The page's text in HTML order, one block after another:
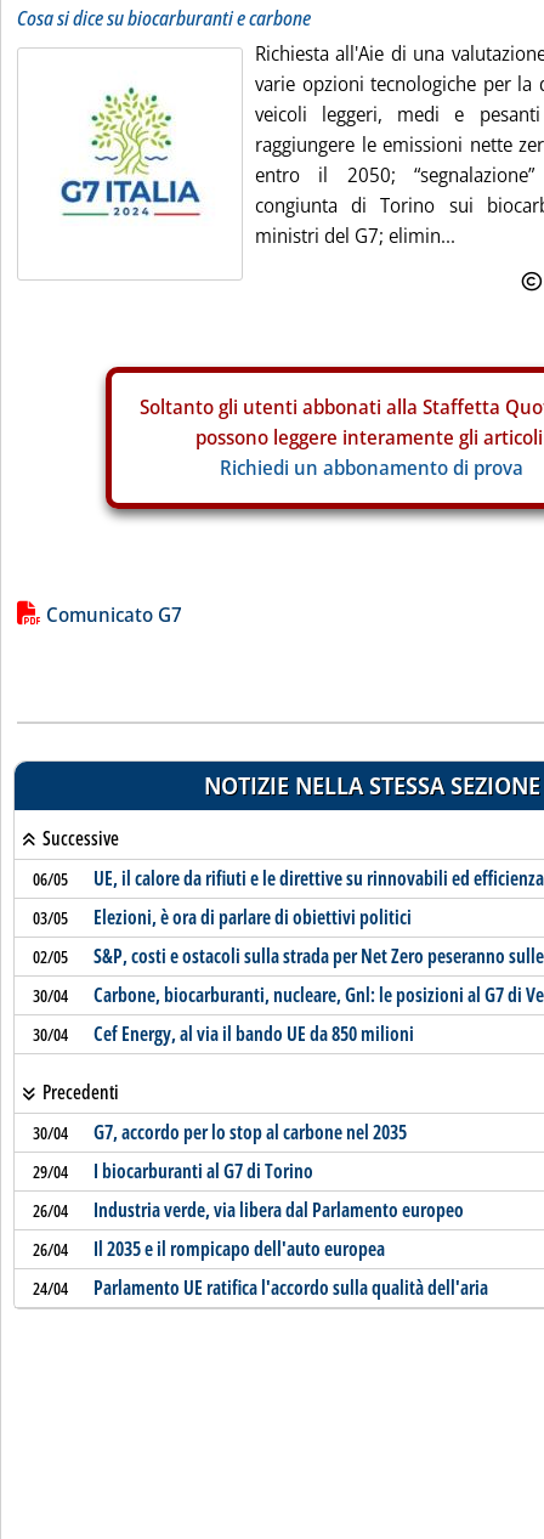
Cosa si dice su biocarburanti e carbone
Richiesta all'Aie di una
varie opzioni tecnologiche per la
veicoli leggeri, medi e
raggiungere le emissioni nette
entro il 2050;
congiunta di Torino sui
ministri del G7; elimin...
Soltanto gli utenti abbonati alla Staffetta
possono leggere interamente gli
Richiedi un abbonamento di prova
Lista allegati PDF alla notizia
Comunicato G7
NOTIZIE NELLA STESSA SEZIONE
Successive
06/05 UE, il calore da rifiuti e le direttive su rinnovabili ed efficienza
03/05 Elezioni, è ora di parlare di obiettivi politici
02/05 S&P, costi e ostacoli sulla strada per Net Zero peseranno
30/04 Carbone, biocarburanti, nucleare, Gnl: le posizioni al G7 di
30/04 Cef Energy, al via il bando UE da 850 milioni
Precedenti
30/04 G7, accordo per lo stop al carbone nel 2035
29/04 I biocarburanti al G7 di Torino
26/04 Industria verde, via libera dal Parlamento europeo
26/04 Il 2035 e il rompicapo dell'auto europea
24/04 Parlamento UE ratifica l'accordo sulla qualità dell'aria